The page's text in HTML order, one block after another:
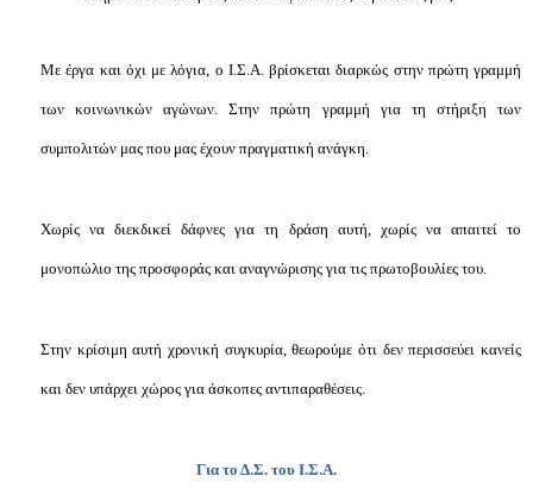
Με έργα και όχι με λόγια, ο Ι.Σ.Α. βρίσκεται διαρκώς στην πρώτη γραμμή
των κοινωνικών αγώνων. Στην πρώτη γραμμή για τη στήριξη των
συμπολιτών μας που μας έχουν πραγματική ανάγκη.
Χωρίς να διεκδικεί δάφνες για τη δράση αυτή, χωρίς να απαιτεί το
μονοπώλιο της προσφοράς και αναγνώρισης για τις πρωτοβουλίες του.
Στην κρίσιμη αυτή χρονική συγκυρία, θεωρούμε ότι δεν περισσεύει κανείς
και δεν υπάρχει χώρος για άσκοπες αντιπαραθέσεις.
Για το Δ.Σ. του Ι.Σ.Α.